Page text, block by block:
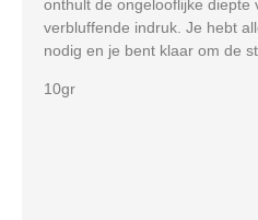
onthult de ongelooflijke diepte
verbluffende indruk. Je hebt
nodig en je bent klaar om de
10gr